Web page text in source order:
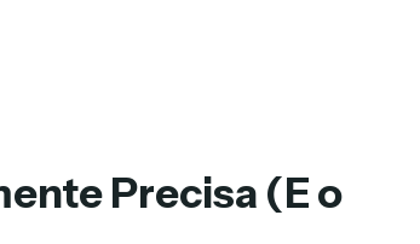
Precisa (E o